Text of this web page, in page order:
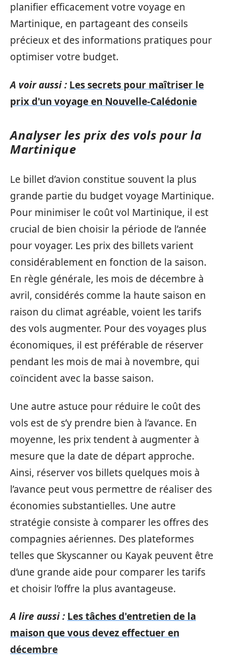
planifier efficacement votre voyage en
Martinique, en partageant des conseils
précieux et des informations pratiques pour
optimiser votre budget.
A voir aussi : Les secrets pour maîtriser le
prix d'un voyage en Nouvelle-Calédonie
Analyser les prix des vols pour la
Martinique
Le billet d’avion constitue souvent la plus
grande partie du budget voyage Martinique.
Pour minimiser le coût vol Martinique, il est
crucial de bien choisir la période de l’année
pour voyager. Les prix des billets varient
considérablement en fonction de la saison.
En règle générale, les mois de décembre à
avril, considérés comme la haute saison en
raison du climat agréable, voient les tarifs
des vols augmenter. Pour des voyages plus
économiques, il est préférable de réserver
pendant les mois de mai à novembre, qui
coïncident avec la basse saison.
Une autre astuce pour réduire le coût des
vols est de s’y prendre bien à l’avance. En
moyenne, les prix tendent à augmenter à
mesure que la date de départ approche.
Ainsi, réserver vos billets quelques mois à
l’avance peut vous permettre de réaliser des
économies substantielles. Une autre
stratégie consiste à comparer les offres des
compagnies aériennes. Des plateformes
telles que Skyscanner ou Kayak peuvent être
d’une grande aide pour comparer les tarifs
et choisir l’offre la plus avantageuse.
A lire aussi : Les tâches d'entretien de la
maison que vous devez effectuer en
décembre